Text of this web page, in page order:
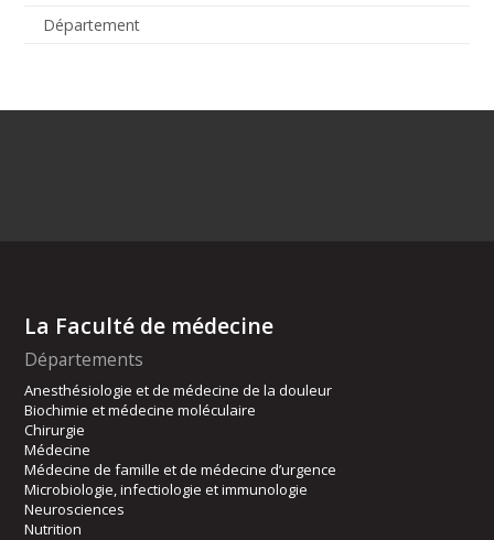
Département
La Faculté de médecine
Départements
Anesthésiologie et de médecine de la douleur
Biochimie et médecine moléculaire
Chirurgie
Médecine
Médecine de famille et de médecine d’urgence
Microbiologie, infectiologie et immunologie
Neurosciences
Nutrition